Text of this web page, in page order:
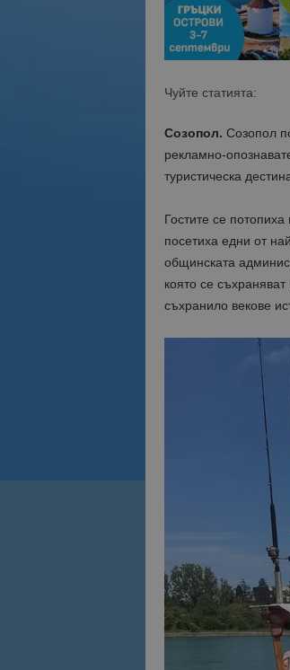
Чуйте статията:
Созопол. Созопол
рекламно-
туристическа
Гостите се
посетиха едни от
общинската
която се
съхранило векове